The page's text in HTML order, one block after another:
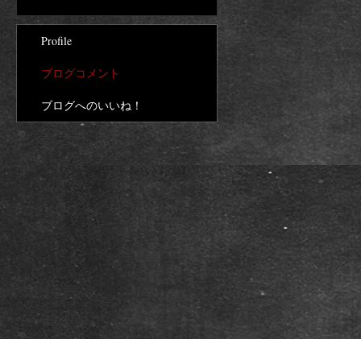
Profile
ブログコメント
ブログへのいいね！